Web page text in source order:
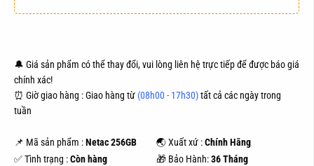
🔔 Giá sản phẩm có thể thay đổi, vui lòng liên hệ trực tiếp để được báo giá
chính xác!
⏰ Giờ giao hàng : Giao hàng từ (08h00 - 17h30)tất cả các ngày trong
tuần
📌 Mã sản phẩm :Netac 256GB 🌏 Xuất xứ :Chính Hãng
✅ Tình trạng :Còn hàng 🎁 Bảo Hành:36 Tháng